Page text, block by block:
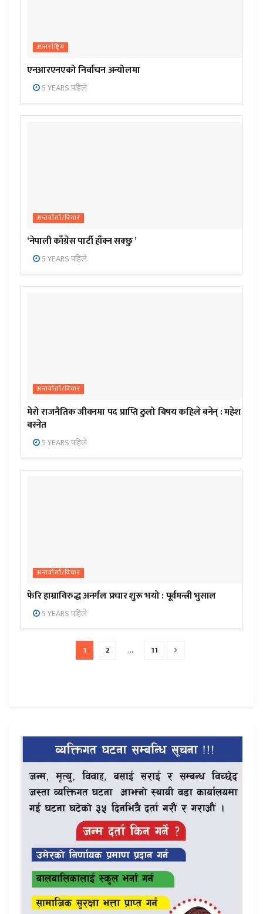
अन्तर्राष्ट्रिय
एनआरएनएको निर्वाचन अन्योलमा
5 YEARS पहिले
अन्तर्वार्ता/विचार
‘नेपाली काँग्रेस पार्टी हाँक्न सक्छु ’
5 YEARS पहिले
अन्तर्वार्ता/विचार
मेरो राजनैतिक जीवनमा पद प्राप्ति ठुलो बिषय कहिले बनेन् : महेश
बस्नेत
5 YEARS पहिले
अन्तर्वार्ता/विचार
फेरि हाम्राविरुद्ध अनर्गल प्रचार शुरू भयो : पूर्वमन्त्री भुसाल
5 YEARS पहिले
1 2 … 11